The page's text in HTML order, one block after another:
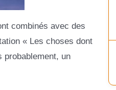
combinés avec des
« Les choses dont
probablement, un